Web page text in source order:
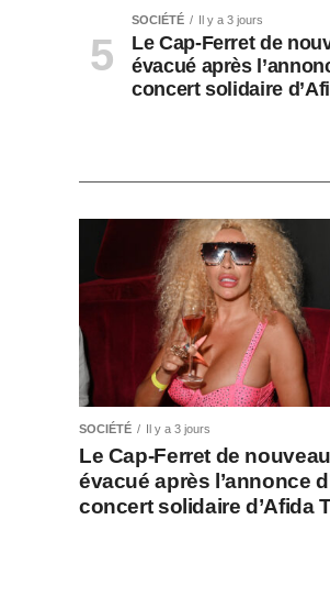
SOCIÉTÉ Il y a 3 jours
Le Cap-Ferret de
évacué après
concert solidaire
SOCIÉTÉ Il y a 3 jours
Le Cap-Ferret de nouveau
évacué après l’annonce
concert solidaire d’Afida